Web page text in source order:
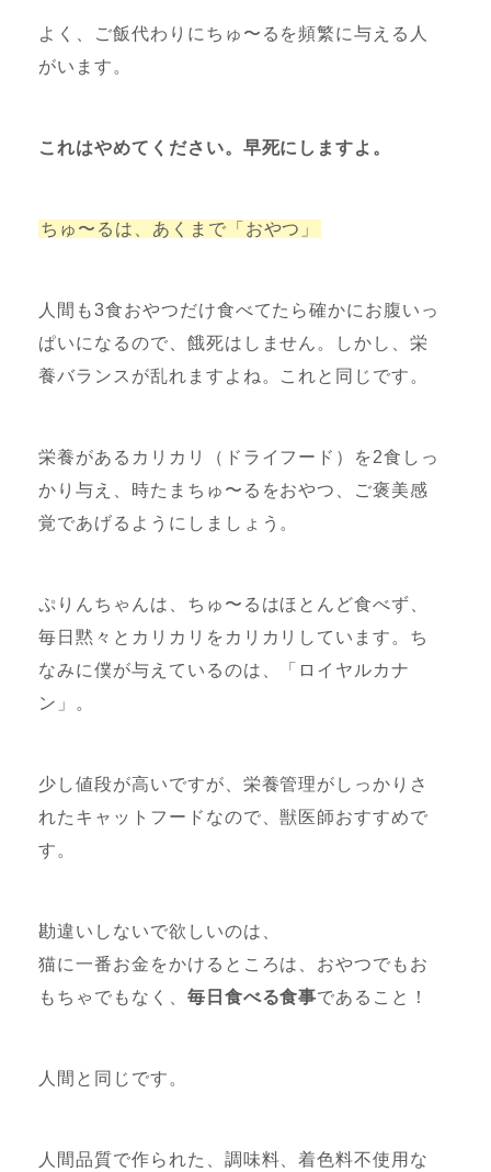
よく、ご飯代わりにちゅ〜るを頻繁に与える人
がいます。
これはやめてください。早死にしますよ。
ちゅ〜るは、あくまで「おやつ」
人間も3食おやつだけ食べてたら確かにお腹いっ
ぱいになるので、餓死はしません。しかし、栄
養バランスが乱れますよね。これと同じです。
栄養があるカリカリ（ドライフード）を2食しっ
かり与え、時たまちゅ〜るをおやつ、ご褒美感
覚であげるようにしましょう。
ぷりんちゃんは、ちゅ〜るはほとんど食べず、
毎日黙々とカリカリをカリカリしています。ち
なみに僕が与えているのは、「ロイヤルカナ
ン」。
少し値段が高いですが、栄養管理がしっかりさ
れたキャットフードなので、獣医師おすすめで
す。
勘違いしないで欲しいのは、
猫に一番お金をかけるところは、おやつでもお
もちゃでもなく、 毎日食べる食事であること！
人間と同じです。
人間品質で作られた、調味料、着色料不使用な